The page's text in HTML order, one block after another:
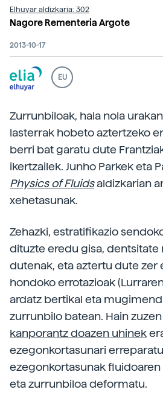
Elhuyar aldizkaria: 302
Nagore Rementeria Argote
2013-10-17
EU
Zurrunbiloak, hala nola
lasterrak hobeto aztertzeko
berri bat garatu dute
ikertzailek. Junho Parkek eta
Physics of Fluidsaldizkarian
xehetasunak.
Zehazki, estratifikazio
dituzte eredu gisa, dentsitate
dutenak, eta aztertu dute zer
hondoko errotazioak
ardatz bertikal eta
zurrunbilo batean. Hain zuzen
kanporantz doazen uhinek
ezegonkortasunari
ezegonkortasunak fluidoaren
eta zurrunbiloa deformatu.